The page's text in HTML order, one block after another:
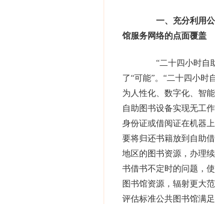
一、充分利用
馆服务网络的点面覆盖
“二十四小时自助
了“可能”。“二十四小
为人性化、数字化、智
自助图书设备实现无工
身份证或借阅证在机器
要将归还书籍放到自助
地区的图书资源，办理
书借书不定时的问题，
图书馆资源，辐射更大
评估标准公共图书馆满